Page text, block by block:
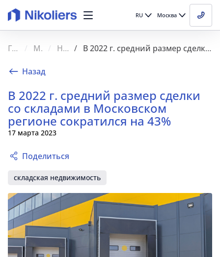
RU Москва
Главная Медиа Новости В 2022 г. средний размер сделки со складами в Московском регионе сократился на 43%
Назад
В 2022 г. средний размер сделки
со складами в Московском
регионе сократился на 43%
17 марта 2023
Поделиться
складская недвижимость